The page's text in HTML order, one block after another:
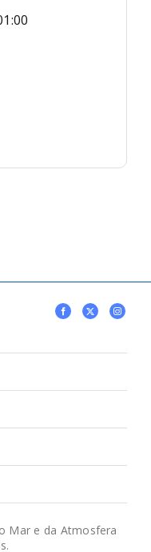
Mar e da Atmosfera